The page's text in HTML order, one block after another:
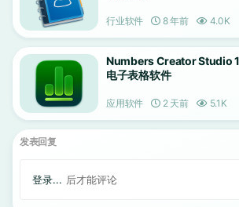
行业软件 8 年前 4.0K
Numbers Creator Studio
电子表格软件
应用软件 2 天前 5.1K
发表回复
登录... 后才能评论